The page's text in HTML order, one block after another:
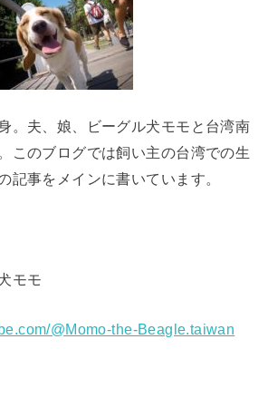
。夫、娘、ビーグル犬モモと台湾南
このブログでは飼い主の台湾での生
記事をメインに書いています。
モモ
@Momo-the-Beagle.taiwan